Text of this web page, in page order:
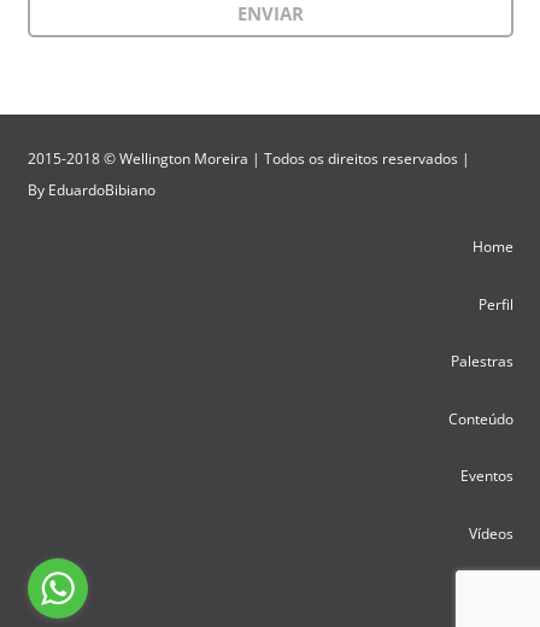
2015-2018 © Wellington Moreira | Todos os direitos reservados |
By EduardoBibiano
Home
Perfil
Palestras
Conteúdo
Eventos
Vídeos